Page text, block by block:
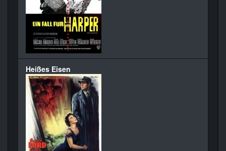
Heißes Eisen